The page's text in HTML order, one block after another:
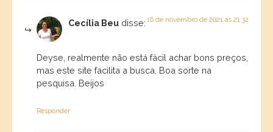
Cecília Beu disse: 16 de novembro de 2021 às 21:32
Deyse, realmente não está fácil achar bons preços,
mas este site facilita a busca. Boa sorte na
pesquisa. Beijos
Responder